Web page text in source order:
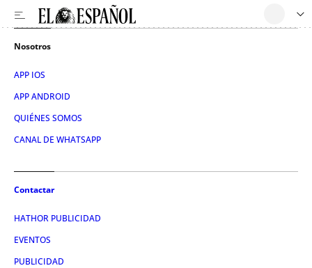
Nosotros
APP IOS
APP ANDROID
QUIÉNES SOMOS
CANAL DE WHATSAPP
Contactar
HATHOR PUBLICIDAD
EVENTOS
PUBLICIDAD